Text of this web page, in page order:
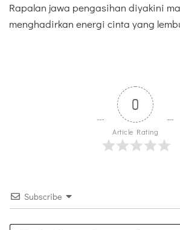
Rapalan jawa pengasihan diyakini
menghadirkan energi cinta yang
0
Article Rating
Subscribe